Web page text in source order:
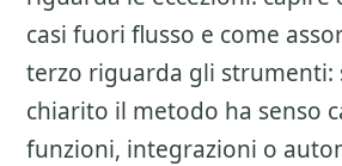
casi fuori flusso e come
terzo riguarda gli strumenti:
chiarito il metodo ha senso
funzioni, integrazioni o